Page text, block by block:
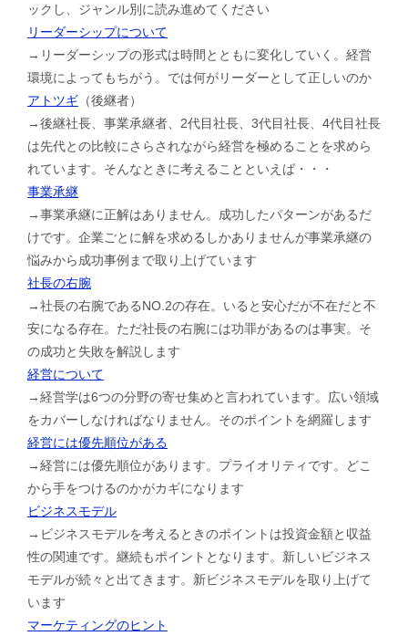
ックし、ジャンル別に読み進めてください
リーダーシップについて
→リーダーシップの形式は時間とともに変化していく。経営
環境によってもちがう。では何がリーダーとして正しいのか
アトツギ （後継者）
→後継社長、事業承継者、2代目社長、3代目社長、4代目社長
は先代との比較にさらされながら経営を極めることを求めら
れています。そんなときに考えることといえば・・・
事業承継
→事業承継に正解はありません。成功したパターンがあるだ
けです。企業ごとに解を求めるしかありませんが事業承継の
悩みから成功事例まで取り上げています
社長の右腕
→社長の右腕であるNO.2の存在。いると安心だが不在だと不
安になる存在。ただ社長の右腕には功罪があるのは事実。そ
の成功と失敗を解説します
経営について
→経営学は6つの分野の寄せ集めと言われています。広い領域
をカバーしなければなりません。そのポイントを網羅します
経営には優先順位がある
→経営には優先順位があります。プライオリティです。どこ
から手をつけるのかがカギになります
ビジネスモデル
→ビジネスモデルを考えるときのポイントは投資金額と収益
性の関連です。継続もポイントとなります。新しいビジネス
モデルが続々と出てきます。新ビジネスモデルを取り上げて
います
マーケティングのヒント